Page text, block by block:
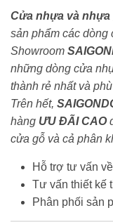
Cửa nhựa và nhựa
sản phẩm các dòng
Showroom
những dòng cửa
thành rẻ nhất và
Trên hết,
hàng ƯU ĐÃI CAO
cửa gỗ và cả phân
Hỗ trợ tư vấn
Tư vấn thiết kế
Phân phối sản